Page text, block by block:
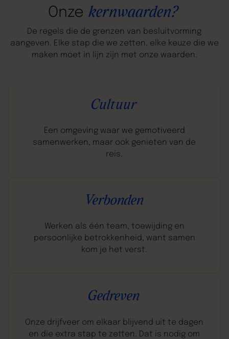
Onze kernwaarden?
De regels die de grenzen van besluitvorming
aangeven. Elke stap die we zetten, elke keuze die we
maken moet in lijn zijn met onze waarden.
Cultuur
Een omgeving waar we gemotiveerd
samenwerken, maar ook genieten van de
reis.
Verbonden
Werken als één team, toewijding en
persoonlijke betrokkenheid, want samen
kom je het verst.
Gedreven
Onze drijfveer om elkaar blijvend uit te dagen
en die extra stap te zetten. Dat is nodig om